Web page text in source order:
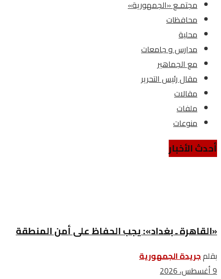
مجتمـع «الجمهورية»
محافظات
محلية
مدارس و جامعات
مع الجماهير
مقال رئيس التحرير
مقالات
ملفات
منوعات
أحدث الأخبار
«القاهرة ـ بغداد»: يجب الحفاظ على أمن المنطقة
بقلمجريدة الجمهورية
9 أغسطس، 2026